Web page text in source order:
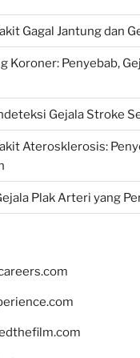
Gagal Jantung dan
Koroner: Penyebab,
Gejala Stroke
Aterosklerosis:
Plak Arteri yang